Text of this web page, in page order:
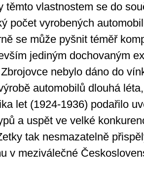
těmto vlastnostem se do
počet vyrobených
se může pyšnit téměř
jediným dochovaným
nebylo dáno do
automobilů dlouhá
let (1924-1936) podařilo
a uspět ve velké
tak nesmazatelně
v meziválečné